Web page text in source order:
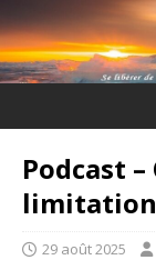
Podcast
29 août 2025